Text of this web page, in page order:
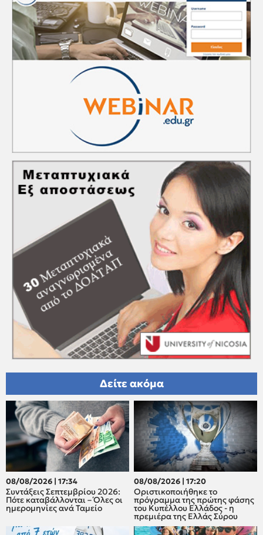
Δείτε ακόμα
08/08/2026 | 17:34
Συντάξεις Σεπτεμβρίου 2026:
Πότε καταβάλλονται – Όλες οι
ημερομηνίες ανά Ταμείο
08/08/2026 | 17:20
Οριστικοποιήθηκε το
πρόγραμμα της πρώτης φάσης
του Κυπέλλου Ελλάδος - η
πρεμιέρα της Ελλάς Σύρου